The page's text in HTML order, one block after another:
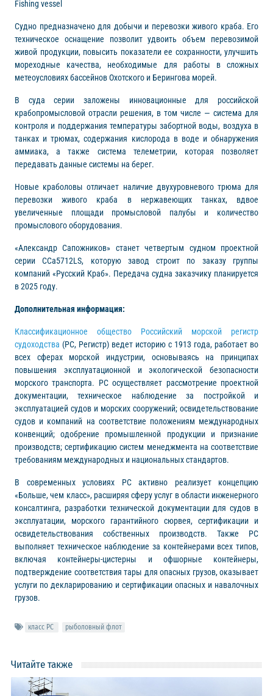
Fishing vessel
Судно предназначено для добычи и перевозки живого краба. Его
техническое оснащение позволит удвоить объем перевозимой
живой продукции, повысить показатели ее сохранности, улучшить
мореходные качества, необходимые для работы в сложных
метеоусловиях бассейнов Охотского и Берингова морей.
В суда серии заложены инновационные для российской
крабопромысловой отрасли решения, в том числе — система для
контроля и поддержания температуры забортной воды, воздуха в
танках и трюмах, содержания кислорода в воде и обнаружения
аммиака, а также система телеметрии, которая позволяет
передавать данные системы на берег.
Новые краболовы отличает наличие двухуровневого трюма для
перевозки живого краба в нержавеющих танках, вдвое
увеличенные площади промысловой палубы и количество
промыслового оборудования.
«Александр Сапожников» станет четвертым судном проектной
серии CCa5712LS, которую завод строит по заказу группы
компаний «Русский Краб». Передача судна заказчику планируется
в 2025 году.
Дополнительная информация:
Классификационное общество Российский морской регистр
судоходства (РС, Регистр) ведет историю с 1913 года, работает во
всех сферах морской индустрии, основываясь на принципах
повышения эксплуатационной и экологической безопасности
морского транспорта. РС осуществляет рассмотрение проектной
документации, техническое наблюдение за постройкой и
эксплуатацией судов и морских сооружений; освидетельствование
судов и компаний на соответствие положениям международных
конвенций; одобрение промышленной продукции и признание
производств; сертификацию систем менеджмента на соответствие
требованиям международных и национальных стандартов.
В современных условиях РС активно реализует концепцию
«Больше, чем класс», расширяя сферу услуг в области инженерного
консалтинга, разработки технической документации для судов в
эксплуатации, морского гарантийного сюрвея, сертификации и
освидетельствования собственных производств. Также РС
выполняет техническое наблюдение за контейнерами всех типов,
включая контейнеры-цистерны и офшорные контейнеры,
подтверждение соответствия тары для опасных грузов, оказывает
услуги по декларированию и сертификации опасных и навалочных
грузов.
класс РС рыболовный флот
Читайте также